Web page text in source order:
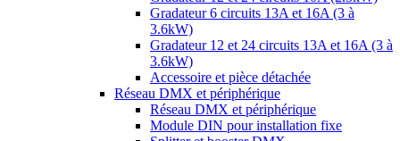
Gradateur 6 circuits 13A et 16A (3 à
3.6kW)
Gradateur 12 et 24 circuits 13A et 16A (3 à
3.6kW)
Accessoire et pièce détachée
Réseau DMX et périphérique
Réseau DMX et périphérique
Module DIN pour installation fixe